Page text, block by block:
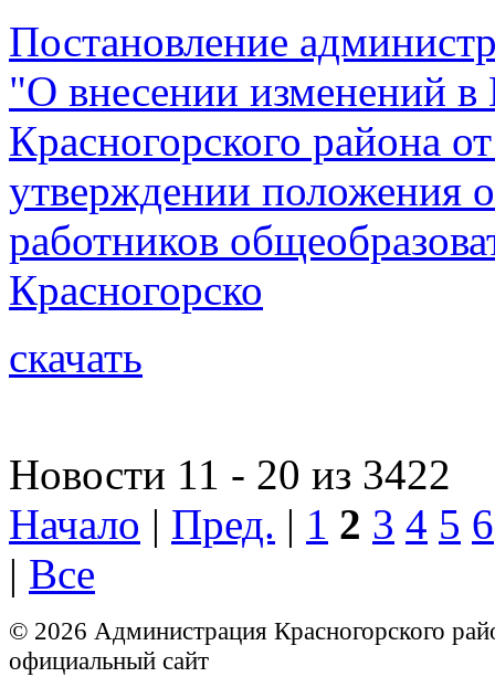
Постановление
"О внесении изменений в
Красногорского района
утверждении положения
работников
Красногорско
скачать
Новости 11 - 20 из 3422
Начало | Пред. | 1 2 3 4 5 6
| Все
© 2026 Администрация Красногорского
официальный сайт